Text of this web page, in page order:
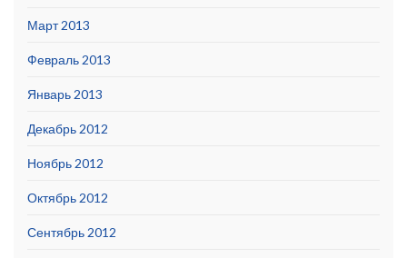
Март 2013
Февраль 2013
Январь 2013
Декабрь 2012
Ноябрь 2012
Октябрь 2012
Сентябрь 2012